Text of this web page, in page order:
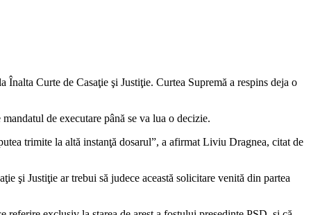
Curte de Casaţie şi Justiţie. Curtea Supremă a respins deja o
de executare până se va lua o decizie.
trimite la altă instanţă dosarul”, a afirmat Liviu Dragnea, citat de
şi Justiţie ar trebui să judece această solicitare venită din partea